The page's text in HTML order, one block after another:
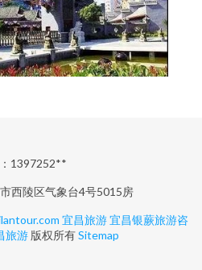
1397252**
西陵区气象台4号5015房
宜昌旅游 宜昌银蕨旅游咨
旅游 版权所有Sitemap